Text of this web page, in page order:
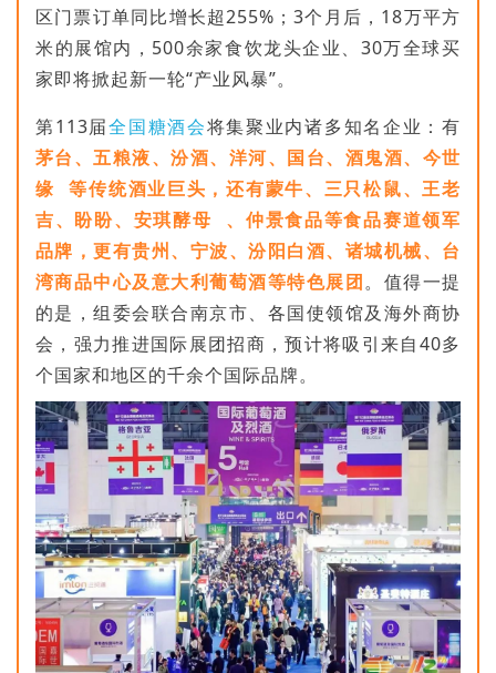
区门票订单同比增长超255%；3个月后，18万平方
米的展馆内，500余家食饮龙头企业、30万全球买
家即将掀起新一轮“产业风暴”。
第113届全国糖酒会将集聚业内诸多知名企业：有
茅台、五粮液、汾酒、洋河、国台、酒鬼酒、 今世
缘
等传统酒业巨头，还有蒙牛、三只松鼠、王老
吉、盼盼、 安琪酵母
、仲景食品等食品赛道领军
品牌，更有贵州、宁波、汾阳白酒、诸城机械、台
湾商品中心及意大利葡萄酒等特色展团。值得一提
的是，组委会联合南京市、各国使领馆及海外商协
会，强力推进国际展团招商，预计将吸引来自40多
个国家和地区的千余个国际品牌。